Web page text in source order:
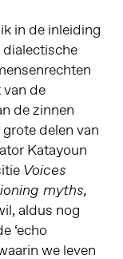
in de inleiding
dialectische
de
de zinnen
delen van
Katayoun
Voices
myths,
aldus nog
‘echo
we leven